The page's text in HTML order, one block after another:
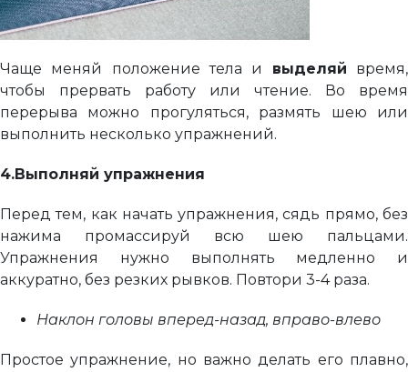
Чаще меняй положение тела и выделяй время,
чтобы прервать работу или чтение. Во время
перерыва можно прогуляться, размять шею или
выполнить несколько упражнений.
4.Выполняй упражнения
Перед тем, как начать упражнения, сядь прямо, без
нажима промассируй всю шею пальцами.
Упражнения нужно выполнять медленно и
аккуратно, без резких рывков. Повтори 3-4 раза.
Наклон головы вперед-назад, вправо-влево
Простое упражнение, но важно делать его плавно,